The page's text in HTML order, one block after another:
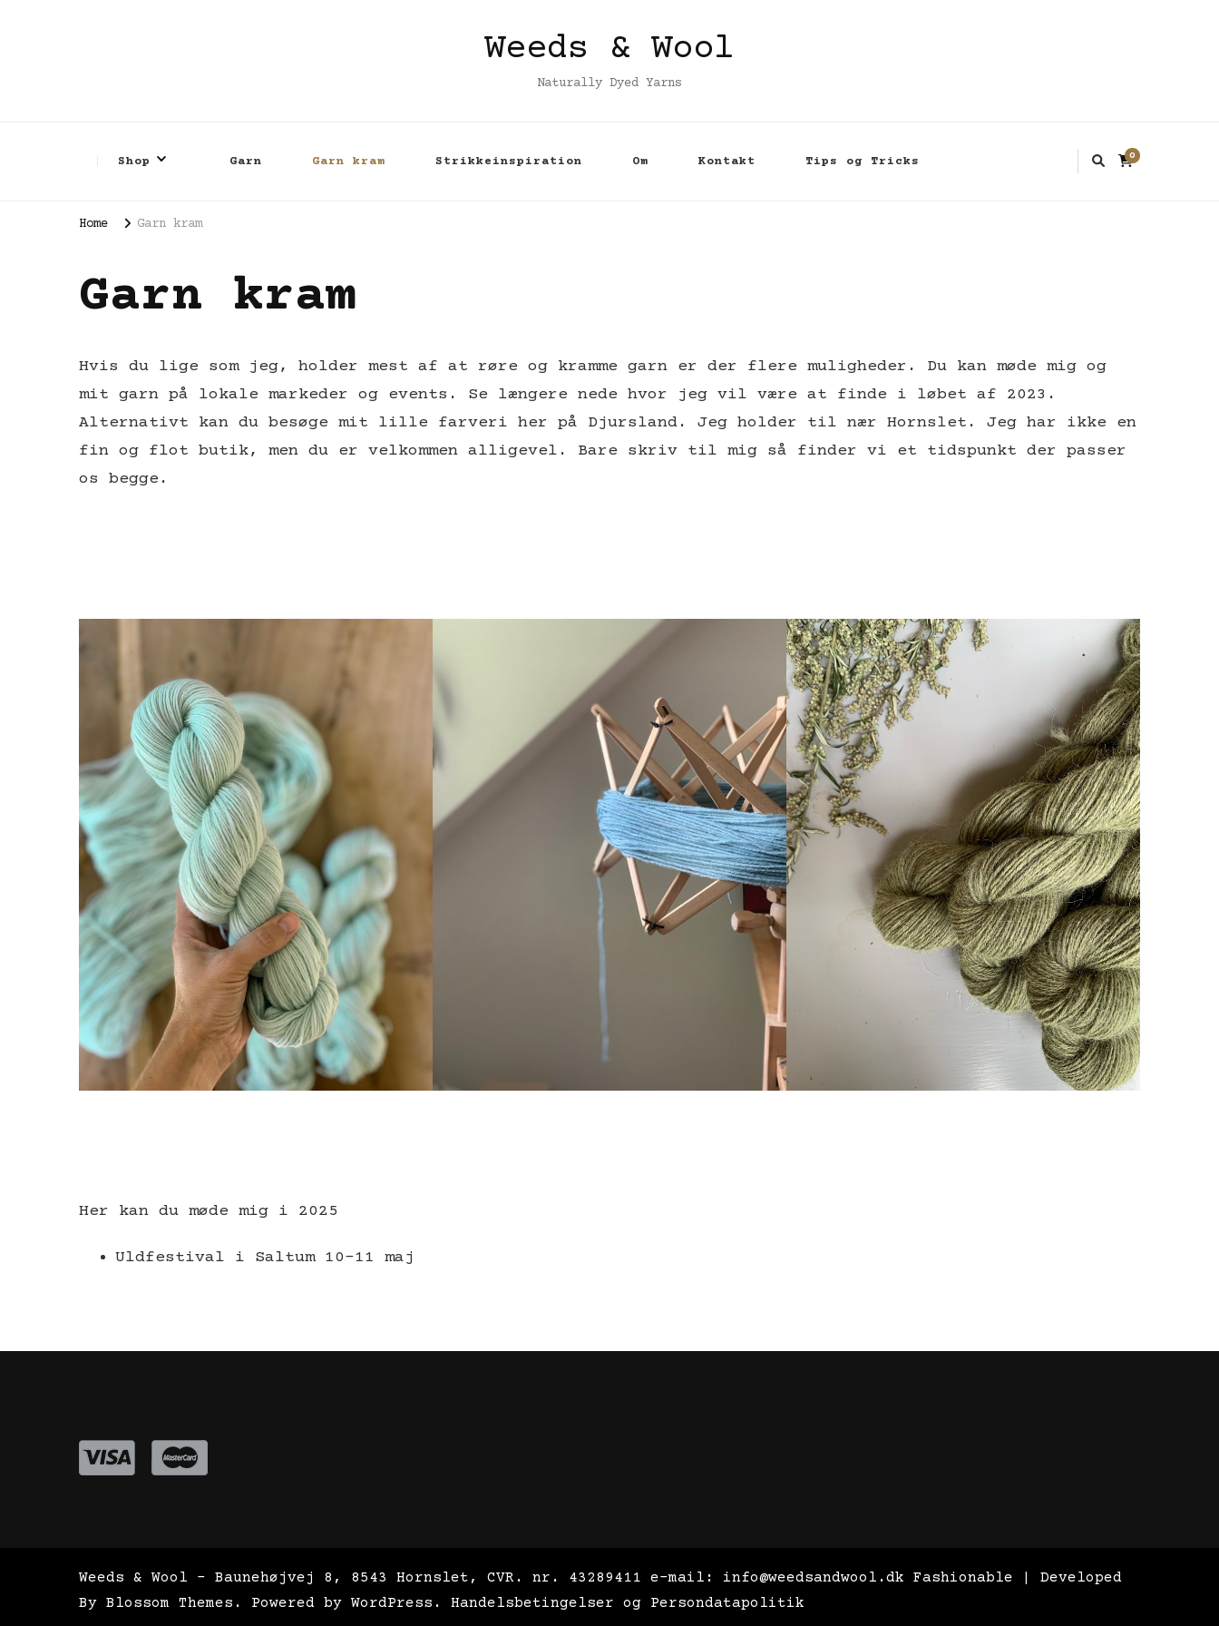
Weeds & Wool
Naturally Dyed Yarns
Shop Garn Garn kram Strikkeinspiration Om Kontakt Tips og Tricks 0
Home Garn kram
Garn kram
Hvis du lige som jeg, holder mest af at røre og kramme garn er der flere muligheder. Du kan møde mig og
mit garn på lokale markeder og events. Se længere nede hvor jeg vil være at finde i løbet af 2023.
Alternativt kan du besøge mit lille farveri her på Djursland. Jeg holder til nær Hornslet. Jeg har ikke en
fin og flot butik, men du er velkommen alligevel. Bare skriv til mig så finder vi et tidspunkt der passer
os begge.
Her kan du møde mig i 2025
Uldfestival i Saltum 10-11 maj
Weeds & Wool - Baunehøjvej 8, 8543 Hornslet, CVR. nr. 43289411 e-mail: info@weedsandwool.dk Fashionable | Developed
By Blossom Themes . Powered by WordPress . Handelsbetingelser og Persondatapolitik